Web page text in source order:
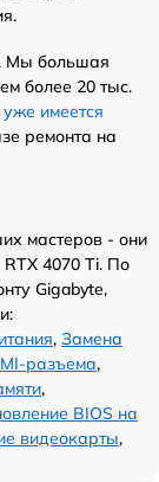
Мы большая
более 20 тыс.
уже имеется
ремонта на
мастеров - они
4070 Ti. По
Gigabyte,
, Замена
разъема,
,
BIOS на
видеокарты,